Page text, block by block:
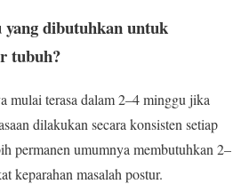
dibutuhkan untuk
tubuh?
mulai terasa dalam 2–4 minggu jika
dilakukan secara konsisten setiap
permanen umumnya membutuhkan 2–
keparahan masalah postur.